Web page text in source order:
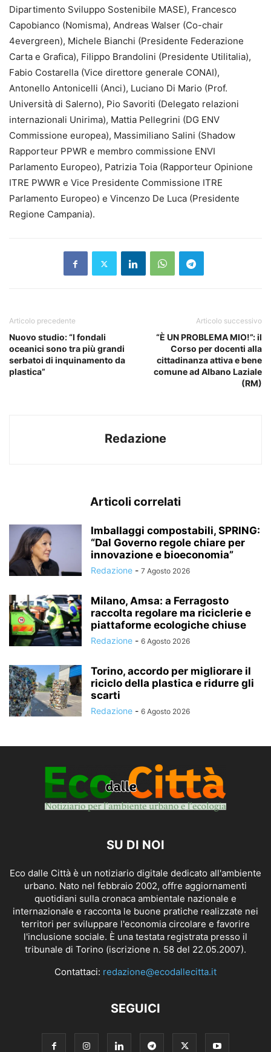
Dipartimento Sviluppo Sostenibile MASE), Francesco
Capobianco (Nomisma), Andreas Walser (Co-chair
4evergreen), Michele Bianchi (Presidente Federazione
Carta e Grafica), Filippo Brandolini (Presidente Utilitalia),
Fabio Costarella (Vice direttore generale CONAI),
Antonello Antonicelli (Anci), Luciano Di Mario (Prof.
Università di Salerno), Pio Savoriti (Delegato relazioni
internazionali Unirima), Mattia Pellegrini (DG ENV
Commissione europea), Massimiliano Salini (Shadow
Rapporteur PPWR e membro commissione ENVI
Parlamento Europeo), Patrizia Toia (Rapporteur Opinione
ITRE PWWR e Vice Presidente Commissione ITRE
Parlamento Europeo) e Vincenzo De Luca (Presidente
Regione Campania).
Articolo precedente
Nuovo studio: “I fondali
oceanici sono tra più grandi
serbatoi di inquinamento da
plastica”
Articolo successivo
“È UN PROBLEMA MIO!”: il
Corso per docenti alla
cittadinanza attiva e bene
comune ad Albano Laziale
(RM)
Redazione
Articoli correlati
Imballaggi compostabili, SPRING:
“Dal Governo regole chiare per
innovazione e bioeconomia”
Redazione - 7 Agosto 2026
Milano, Amsa: a Ferragosto
raccolta regolare ma riciclerie e
piattaforme ecologiche chiuse
Redazione - 6 Agosto 2026
Torino, accordo per migliorare il
riciclo della plastica e ridurre gli
scarti
Redazione - 6 Agosto 2026
SU DI NOI
Eco dalle Città è un notiziario digitale dedicato all'ambiente
urbano. Nato nel febbraio 2002, offre aggiornamenti
quotidiani sulla cronaca ambientale nazionale e
internazionale e racconta le buone pratiche realizzate nei
territori per sviluppare l'economia circolare e favorire
l'inclusione sociale. È una testata registrata presso il
tribunale di Torino (iscrizione n. 58 del 22.05.2007).
Contattaci: redazione@ecodallecitta.it
SEGUICI